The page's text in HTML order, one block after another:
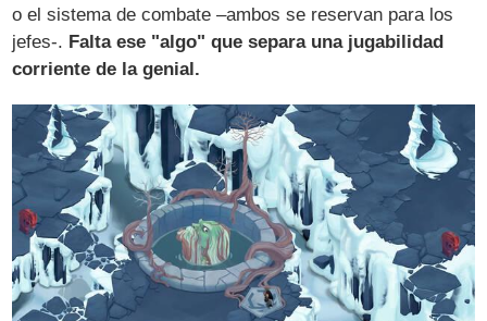
o el sistema de combate –ambos se reservan para los
jefes-. Falta ese "algo" que separa una jugabilidad
corriente de la genial.